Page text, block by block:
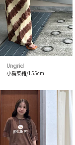
Ungrid
小島菜緒/155cm